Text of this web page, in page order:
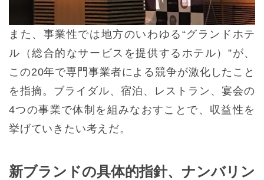
また、事業性では地方のいわゆる“グランドホテ
ル（総合的なサービスを提供するホテル）”が、
この20年で専門事業者による競争が激化したこと
を指摘。ブライダル、宿泊、レストラン、宴会の
4つの事業で体制を組みなおすことで、収益性を
挙げていきたい考えだ。
新ブランドの具体的指針、ナンバリン